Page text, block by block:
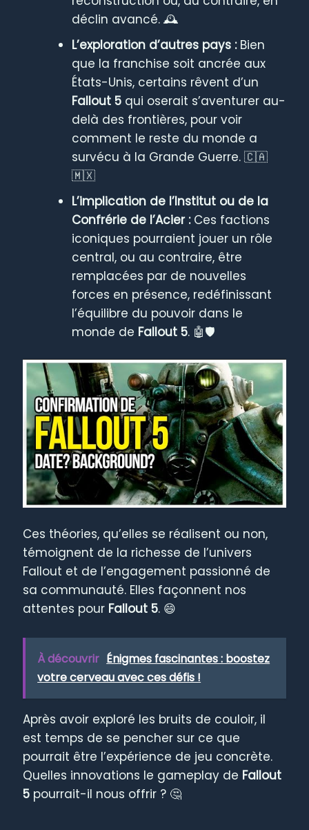
déclin avancé. 🕰️
L’exploration d’autres pays :Bien
que la franchise soit ancrée aux
États-Unis, certains rêvent d’un
Fallout 5 qui oserait s’aventurer au-
delà des frontières, pour voir
comment le reste du monde a
survécu à la Grande Guerre. 🇨🇦
🇲🇽
L’implication de l’Institut ou de la
Confrérie de l’Acier :Ces factions
iconiques pourraient jouer un rôle
central, ou au contraire, être
remplacées par de nouvelles
forces en présence, redéfinissant
l’équilibre du pouvoir dans le
monde de Fallout 5. 🤖🛡️
Ces théories, qu’elles se réalisent ou non,
témoignent de la richesse de l’univers
Fallout et de l’engagement passionné de
sa communauté. Elles façonnent nos
attentes pour Fallout 5. 😄
À découvrir Énigmes fascinantes : boostez
votre cerveau avec ces défis !
Après avoir exploré les bruits de couloir, il
est temps de se pencher sur ce que
pourrait être l’expérience de jeu concrète.
Quelles innovations le gameplay de Fallout
5 pourrait-il nous offrir ? 🤔